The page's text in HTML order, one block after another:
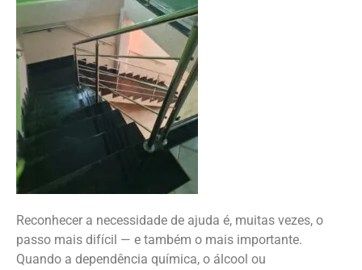
Reconhecer a necessidade de ajuda é, muitas vezes, o
passo mais difícil — e também o mais importante.
Quando a dependência química, o álcool ou